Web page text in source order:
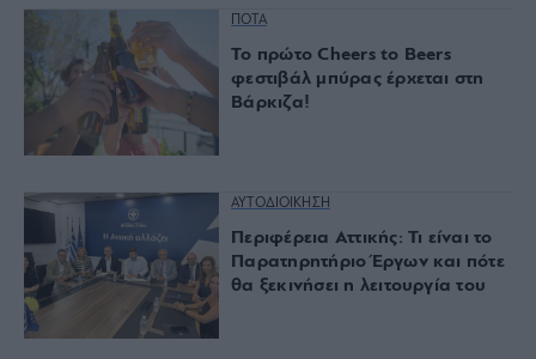
ΠΟΤΑ
Το πρώτο Cheers to Beers
φεστιβάλ μπύρας έρχεται στη
Βάρκιζα!
ΑΥΤΟΔΙΟΙΚΗΣΗ
Περιφέρεια Αττικής: Τι είναι το
Παρατηρητήριο Έργων και πότε
θα ξεκινήσει η λειτουργία του